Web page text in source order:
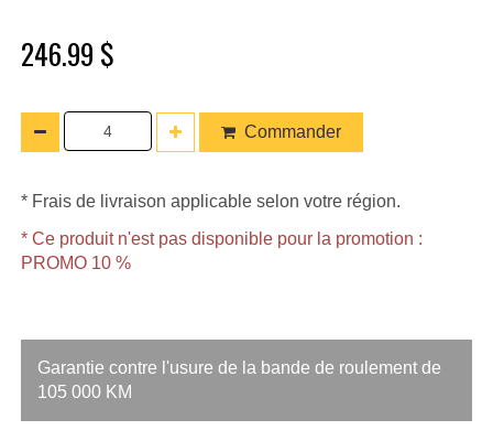
246.99 $
Commander
* Frais de livraison applicable selon votre région.
* Ce produit n'est pas disponible pour la promotion :
PROMO 10 %
Garantie contre l'usure de la bande de roulement de
105 000 KM